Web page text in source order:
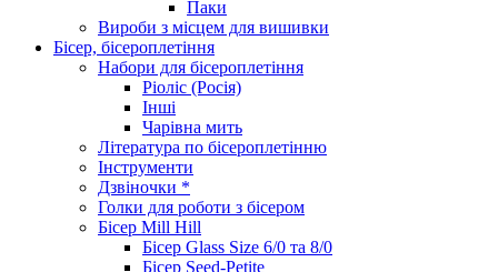
Паки
Вироби з місцем для вишивки
Бісер, бісероплетіння
Набори для бісероплетіння
Ріоліс (Росія)
Інші
Чарівна мить
Література по бісероплетінню
Інструменти
Дзвіночки *
Голки для роботи з бісером
Бісер Mill Hill
Бісер Glass Size 6/0 та 8/0
Бісер Seed-Petite